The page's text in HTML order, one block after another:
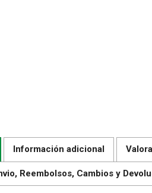
Información adicional
Reembolsos, Cambios y